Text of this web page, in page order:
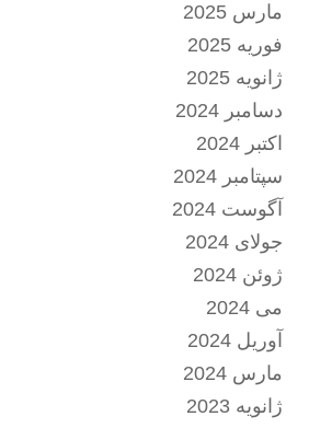
مارس 2025
فوریه 2025
ژانویه 2025
دسامبر 2024
اکتبر 2024
سپتامبر 2024
آگوست 2024
جولای 2024
ژوئن 2024
می 2024
آوریل 2024
مارس 2024
ژانویه 2023